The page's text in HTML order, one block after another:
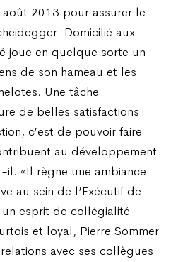
août 2013 pour assurer le
Domicilié aux
joue en quelque sorte un
de son hameau et les
Une tâche
de belles satisfactions :
c’est de pouvoir faire
au développement
«Il règne une ambiance
au sein de l’Exécutif de
esprit de collégialité
et loyal, Pierre Sommer
avec ses collègues